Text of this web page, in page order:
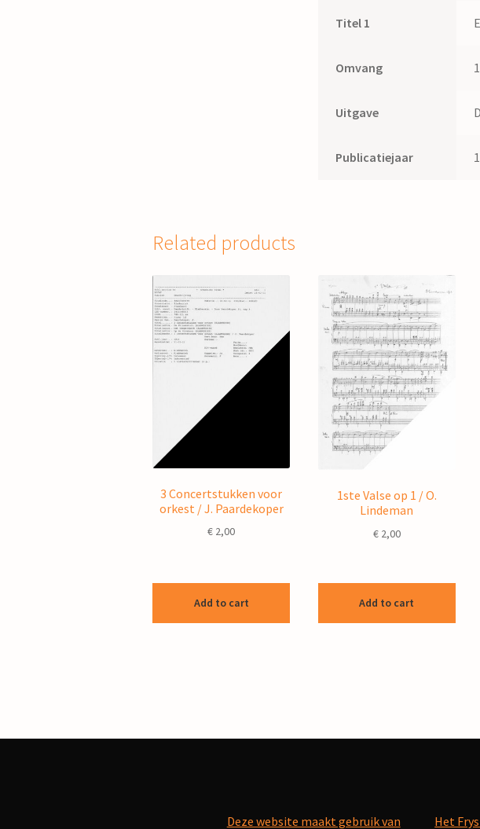
Titel 1
Omvang
Uitgave
Publicatiejaar
Related products
3 Concertstukken voor
orkest / J. Paardekoper
€ 2,00
Add to cart
1ste Valse op 1 / O.
Lindeman
€2,00
Add to cart
Deze website maakt gebruik van Het